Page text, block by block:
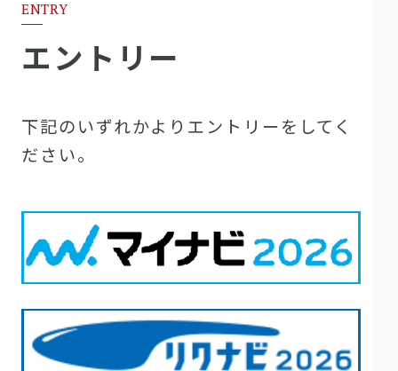
ENTRY
エントリー
下記のいずれかよりエントリーをしてく
ださい。